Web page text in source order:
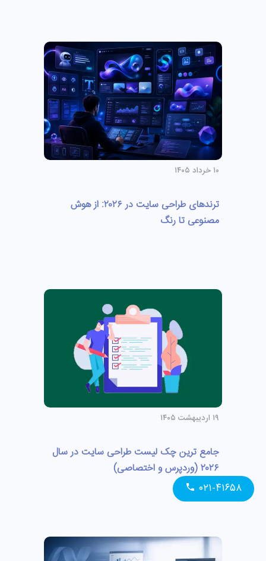
۱۰ خرداد ۱۴۰۵
ترندهای طراحی سایت در ۲۰۲۶: از هوش
مصنوعی تا رنگ
۱۹ اردیبهشت ۱۴۰۵
جامع ترین چک لیست طراحی سایت در سال
۲۰۲۶ (وردپرس و اختصاصی)
۰۲۱-۴۱۶۵۸